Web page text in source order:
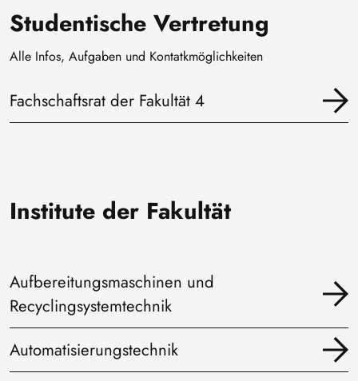
Studentische Vertretung
Alle Infos, Aufgaben und Kontatkmöglichkeiten
Fachschaftsrat der Fakultät 4
Institute der Fakultät
Aufbereitungsmaschinen und
Recyclingsystemtechnik
Automatisierungstechnik